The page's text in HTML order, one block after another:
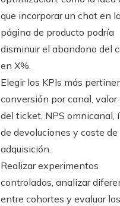
que incorporar un chat en
página de producto podría
disminuir el abandono del
en X%.
Elegir los KPIs más
conversión por canal, valor
del ticket, NPS omnicanal,
de devoluciones y coste de
adquisición.
Realizar experimentos
controlados, analizar
entre cohortes y evaluar los